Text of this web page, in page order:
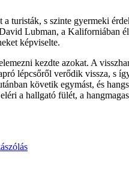
turisták, s szinte gyermeki
Lubman, a Kaliforniában
képviselte.
kezdte azokat. A
lépcsőről verődik vissza, s
követik egymást, és
a hallgató fülét, a